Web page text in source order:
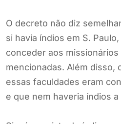
O decreto não diz
si havia índios em S.
conceder aos
mencionadas. Além disso,
essas faculdades eram
e que nem haveria índios